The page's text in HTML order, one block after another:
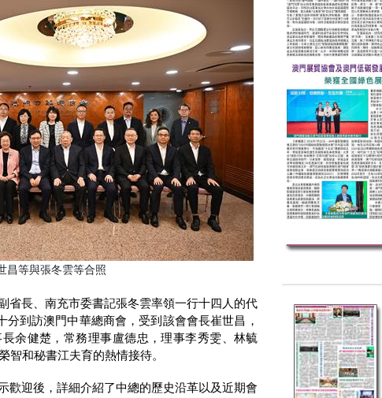
昌等與張冬雲等合照
省長、南充市委書記張冬雲率領一行十四人的代
分到訪澳門中華總商會，受到該會會長崔世昌，
余健楚，常務理事盧德忠，理事李秀雯、林毓
智和秘書江夫育的熱情接待。
歡迎後，詳細介紹了中總的歷史沿革以及近期會